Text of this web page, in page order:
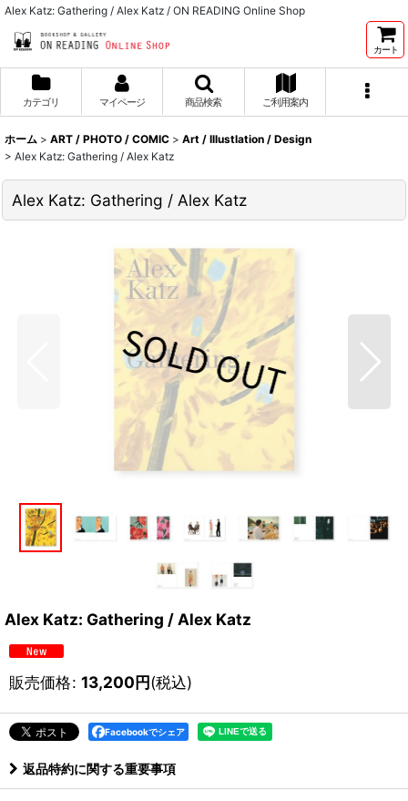
Alex Katz: Gathering / Alex Katz / ON READING Online Shop
カート
カテゴリ マイページ 商品検索 ご利用案内
ホーム > ART / PHOTO / COMIC > Art / Illustlation / Design
> Alex Katz: Gathering / Alex Katz
Alex Katz: Gathering / Alex Katz
Alex Katz: Gathering / Alex Katz
販売価格: 13,200円(税込)
Facebookでシェア
返品特約に関する重要事項